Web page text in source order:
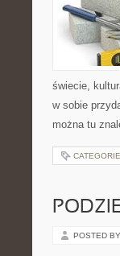
świecie,
w sobie
można tu
POSTED